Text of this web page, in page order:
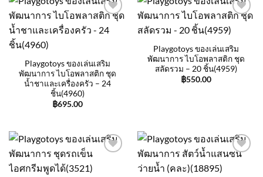
Add to
wishlist
Playgotoys ของเล่นเสริม
พัฒนาการ ไบโอพลาสติก ชุด
น้ำชาและเครื่องครัว – 24
ชิ้น(4960)
฿695.00
Add to
wishlist
Playgotoys ของเล่นเสริม
พัฒนาการ ไบโอพลาสติก ชุด
สลัดรวม – 20 ชิ้น(4959)
฿550.00